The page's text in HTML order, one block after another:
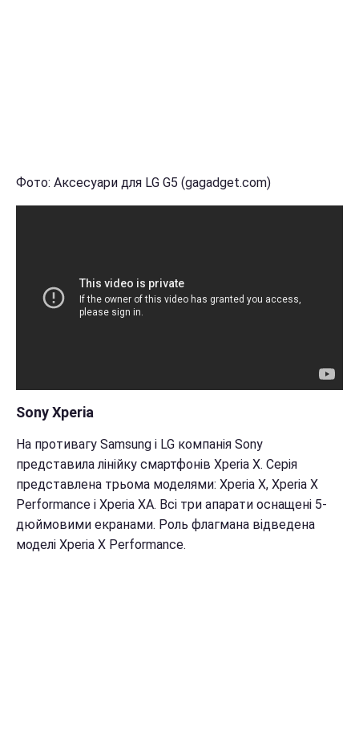
Фото: Аксесуари для LG G5 (gagadget.com)
Sony Xperia
На противагу Samsung і LG компанія Sony
представила лінійку смартфонів Xperia X. Серія
представлена трьома моделями: Xperia X, Xperia X
Performance і Xperia XA. Всі три апарати оснащені 5-
дюймовими екранами. Роль флагмана відведена
моделі Xperia X Performance.